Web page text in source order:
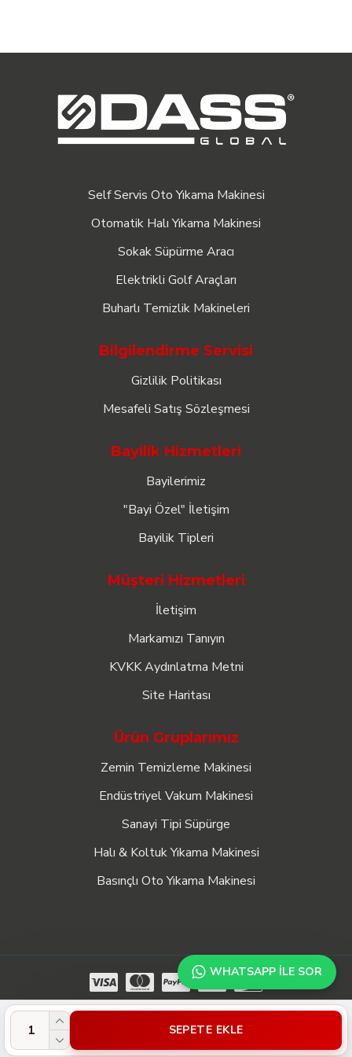
WHATSAPP ILE SOR
SEPETE EKLE
Self Servis Oto Yıkama Makinesi
Otomatik Halı Yıkama Makinesi
Sokak Süpürme Aracı
Elektrikli Golf Araçları
Buharlı Temizlik Makineleri
Bilgilendirme Servisi
Gizlilik Politikası
Mesafeli Satış Sözleşmesi
Bayilik Hizmetleri
Bayilerimiz
"Bayi Özel" İletişim
Bayilik Tipleri
Müşteri Hizmetleri
İletişim
Markamızı Tanıyın
KVKK Aydınlatma Metni
Site Haritası
Ürün Gruplarımız
Zemin Temizleme Makinesi
Endüstriyel Vakum Makinesi
Sanayi Tipi Süpürge
Halı & Koltuk Yıkama Makinesi
Basınçlı Oto Yıkama Makinesi
Dass Global © 2023 - 2026, Tüm Hakları Saklıdır.
SEO ve Editörlük: